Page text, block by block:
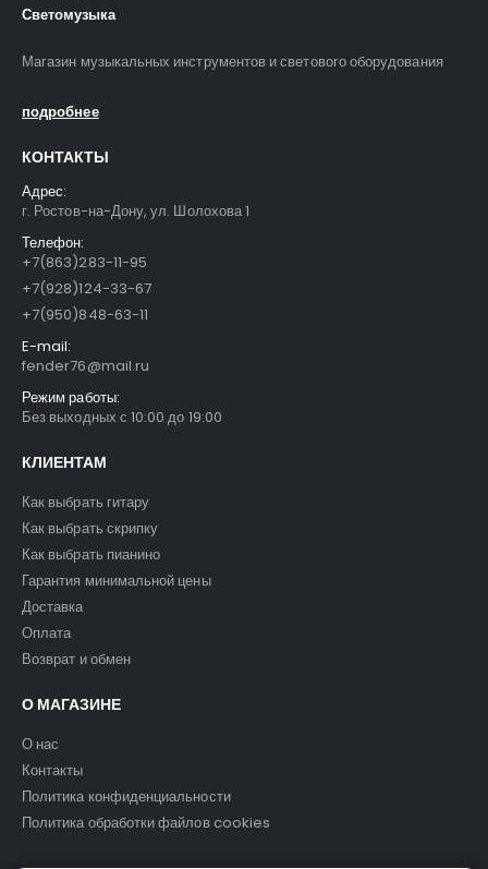
Светомузыка
Магазин музыкальных инструментов и светового оборудования
подробнее
КОНТАКТЫ
Адрес:
г. Ростов-на-Дону, ул. Шолохова 1
Телефон:
+7(863)283-11-95
+7(928)124-33-67
+7(950)848-63-11
E-mail:
fender76@mail.ru
Режим работы:
Без выходных с 10:00 до 19:00
КЛИЕНТАМ
Как выбрать гитару
Как выбрать скрипку
Как выбрать пианино
Гарантия минимальной цены
Доставка
Оплата
Возврат и обмен
О МАГАЗИНЕ
О нас
Контакты
Политика конфиденциальности
Политика обработки файлов cookies